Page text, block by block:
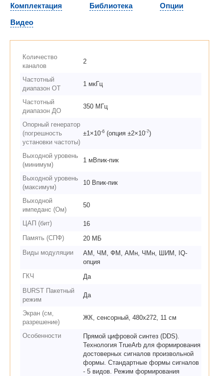
Комплектация
Библиотека
Опции
Видео
Количество
каналов
2
Частотный
диапазон ОТ
1 мкГц
Частотный
диапазон ДО
350 МГц
Опорный генератор
(погрешность
установки частоты)
±1×10-6 (опция ±2×10-7)
Выходной уровень
(минимум)
1 мВпик-пик
Выходной уровень
(максимум)
10 Впик-пик
Выходной
импеданс (Ом)
50
ЦАП (бит)
16
Память (СПФ)
20 МБ
Виды модуляции
АМ, ЧМ, ФМ, АМн, ЧМн, ШИМ, IQ-
опция
ГКЧ
Да
BURST Пакетный
режим
Да
Экран (см,
разрешение)
ЖК, сенсорный, 480х272, 11 см
Особенности
Прямой цифровой синтез (DDS).
Технология TrueArb для формирования
достоверных сигналов произвольной
формы. Стандартные формы сигналов
- 5 видов. Режим формирования